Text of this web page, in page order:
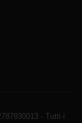
- Tutti i